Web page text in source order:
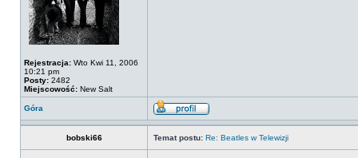
Rejestracja: Wto Kwi 11, 2006
10:21 pm
Posty: 2482
Miejscowość: New Salt
Góra
bobski66 Temat postu: Re: Beatles w Telewizji